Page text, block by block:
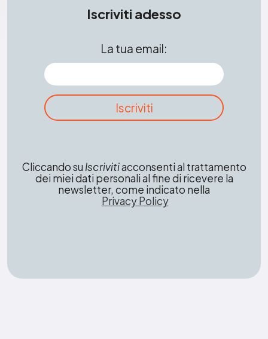
Iscriviti adesso
La tua email:
Cliccando su Iscrivitiacconsenti al trattamento
dei miei dati personali al fine di ricevere la
newsletter, come indicato nella
Privacy Policy